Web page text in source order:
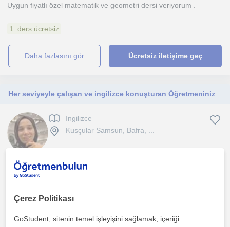
Uygun fiyatlı özel matematik ve geometri dersi veriyorum .
1. ders ücretsiz
daha fazlasını gör Ücretsiz iletişime geç
Her seviyeyle çalışan ve ingilizce konuşturan Öğretmeniniz
Ingilizce
Kusçular Samsun, Bafra, ...
I have been teaching for three years.I love teaching my students. I
am patient and tolerant. I am also disciplined....
1. ders ücretsiz
Çerez Politikası
GoStudent, sitenin temel işleyişini sağlamak, içeriği